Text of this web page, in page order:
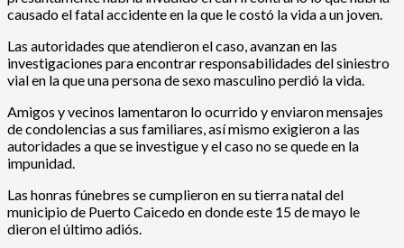
causado el fatal accidente en la que le costó la vida a un joven.
Las autoridades que atendieron el caso, avanzan en las
investigaciones para encontrar responsabilidades del siniestro
vial en la que una persona de sexo masculino perdió la vida.
Amigos y vecinos lamentaron lo ocurrido y enviaron mensajes
de condolencias a sus familiares, así mismo exigieron a las
autoridades a que se investigue y el caso no se quede en la
impunidad.
Las honras fúnebres se cumplieron en su tierra natal del
municipio de Puerto Caicedo en donde este 15 de mayo le
dieron el último adiós.